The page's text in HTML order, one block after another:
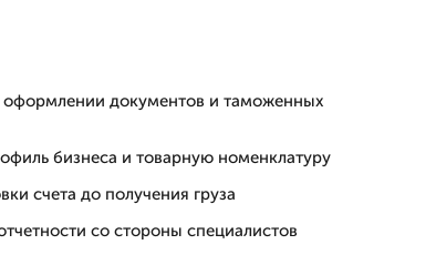
оформлении документов и таможенных
бизнеса и товарную номенклатуру
счета до получения груза
со стороны специалистов